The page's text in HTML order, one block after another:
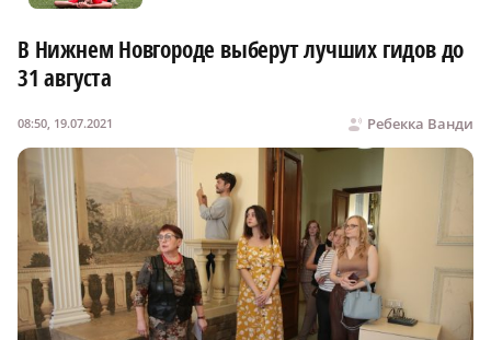
В Нижнем Новгороде выберут лучших гидов до
31 августа
Ребекка Ванди
08:50, 19.07.2021